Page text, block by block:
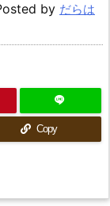
by だらは
Copy